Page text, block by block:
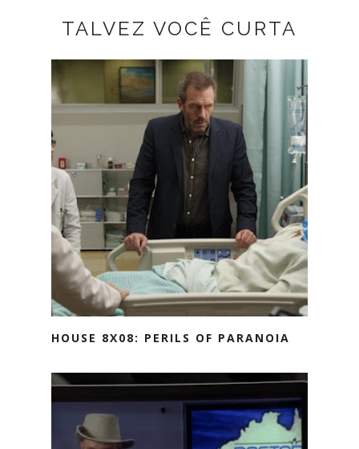
TALVEZ VOCÊ CURTA
HOUSE 8X08: PERILS OF PARANOIA